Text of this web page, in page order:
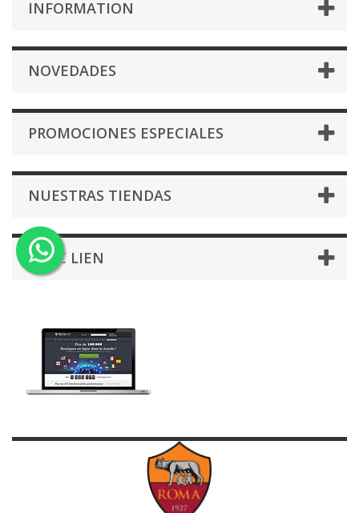
INFORMATION
NOVEDADES
PROMOCIONES ESPECIALES
NUESTRAS TIENDAS
BLOC LIEN